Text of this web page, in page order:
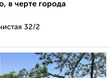
в черте города
32/2